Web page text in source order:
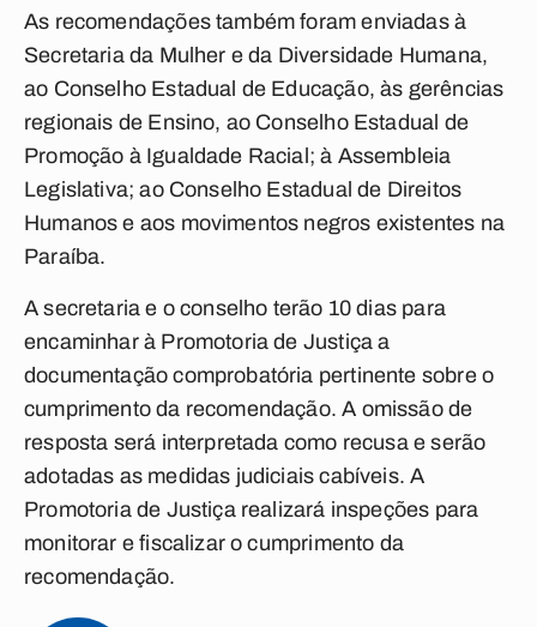
As recomendações também foram enviadas à
Secretaria da Mulher e da Diversidade Humana,
ao Conselho Estadual de Educação, às gerências
regionais de Ensino, ao Conselho Estadual de
Promoção à Igualdade Racial; à Assembleia
Legislativa; ao Conselho Estadual de Direitos
Humanos e aos movimentos negros existentes na
Paraíba.
A secretaria e o conselho terão 10 dias para
encaminhar à Promotoria de Justiça a
documentação comprobatória pertinente sobre o
cumprimento da recomendação. A omissão de
resposta será interpretada como recusa e serão
adotadas as medidas judiciais cabíveis. A
Promotoria de Justiça realizará inspeções para
monitorar e fiscalizar o cumprimento da
recomendação.